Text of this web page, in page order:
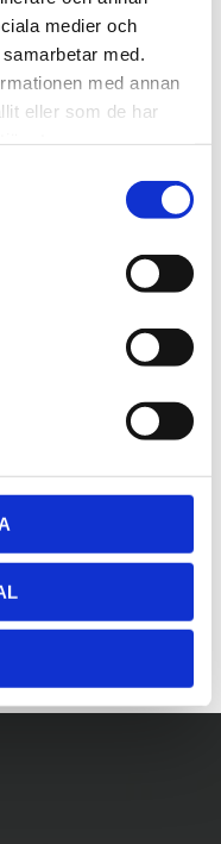
medier och
med.
med annan
eller som de har